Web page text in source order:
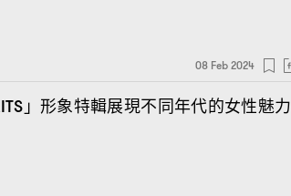
08 Feb 2024
」形象特輯展現不同年代的女性魅力